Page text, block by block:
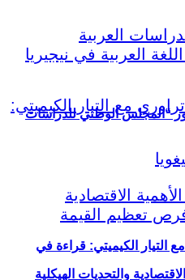
الكيميتي: قراءة في
“المجلس الوطني للدراسات
والتحديات الهيكلية